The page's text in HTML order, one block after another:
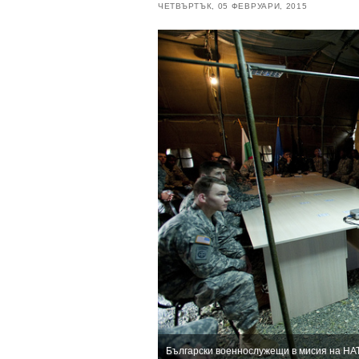
ЧЕТВЪРТЪК, 05 ФЕВРУАРИ, 2015
Български военнослужещи в мисия на